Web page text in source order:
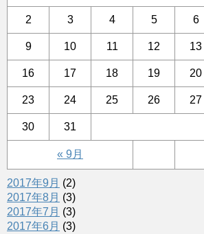
« 9月
2 3 4 5 6
9 10 11 12 13
16 17 18 19 20
23 24 25 26 27
30 31
2017年9月 (2)
2017年8月 (3)
2017年7月 (3)
2017年6月 (3)